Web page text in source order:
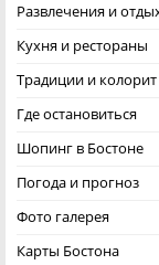
Развлечения и
Кухня и рестораны
Традиции и колорит
Где остановиться
Шопинг в Бостоне
Погода и прогноз
Фото галерея
Карты Бостона